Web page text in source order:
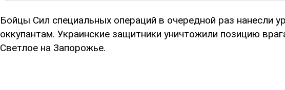
Бойцы Сил специальных операций в очередной раз нанесли
оккупантам. Украинские защитники уничтожили позицию
Светлое на Запорожье.